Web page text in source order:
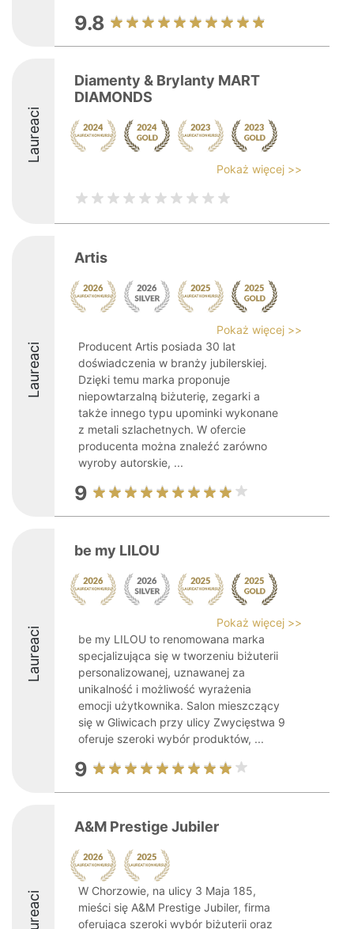
9.8
Laureaci
Diamenty & Brylanty MART
DIAMONDS
Pokaż więcej >>
Laureaci
Artis
Pokaż więcej >>
Producent Artis posiada 30 lat
doświadczenia w branży jubilerskiej.
Dzięki temu marka proponuje
niepowtarzalną biżuterię, zegarki a
także innego typu upominki wykonane
z metali szlachetnych. W ofercie
producenta można znaleźć zarówno
wyroby autorskie, ...
9
Laureaci
be my LILOU
Pokaż więcej >>
be my LILOU to renomowana marka
specjalizująca się w tworzeniu biżuterii
personalizowanej, uznawanej za
unikalność i możliwość wyrażenia
emocji użytkownika. Salon mieszczący
się w Gliwicach przy ulicy Zwycięstwa 9
oferuje szeroki wybór produktów, ...
9
A&M Prestige Jubiler
W Chorzowie, na ulicy 3 Maja 185,
mieści się A&M Prestige Jubiler, firma
oferująca szeroki wybór biżuterii oraz